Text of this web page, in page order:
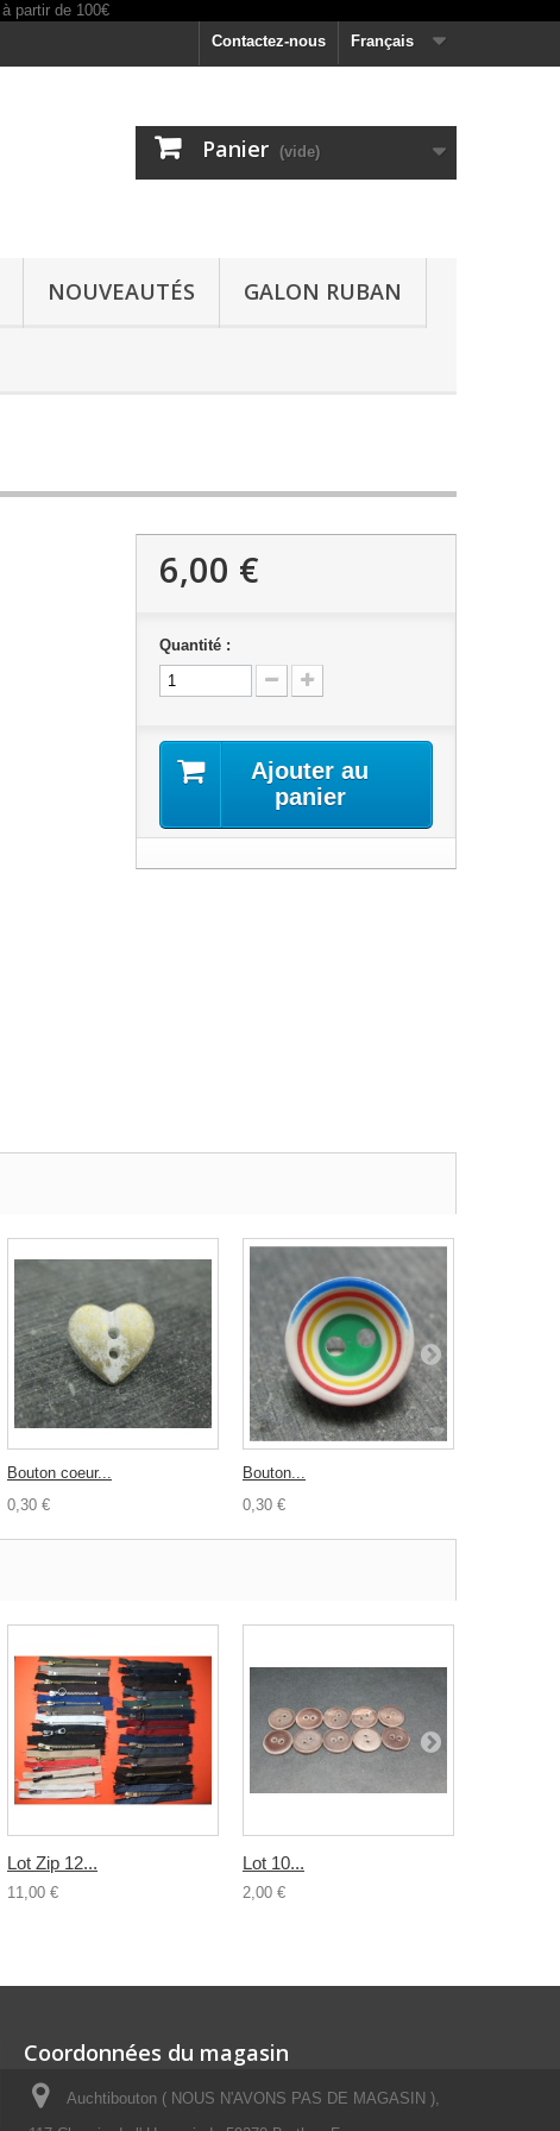
Français
Contactez-nous
Panier (vide)
NOUVEAUTÉS GALON RUBAN
6,00 €
Quantité :
Ajouter au
panier
Bouton coeur...
0,30 €
Bouton...
0,30 €
Lot Zip 12...
11,00 €
Lot 10...
2,00 €
Coordonnées du magasin
Auchtibouton ( NOUS N'AVONS PAS DE MAGASIN ),